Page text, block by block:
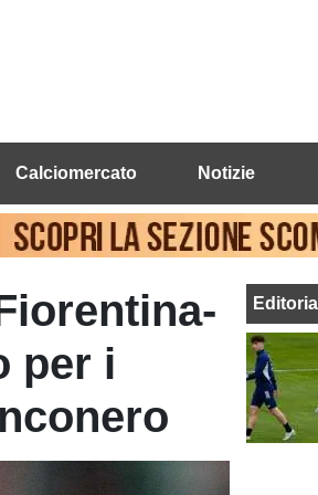
Calciomercato Notizie
per i